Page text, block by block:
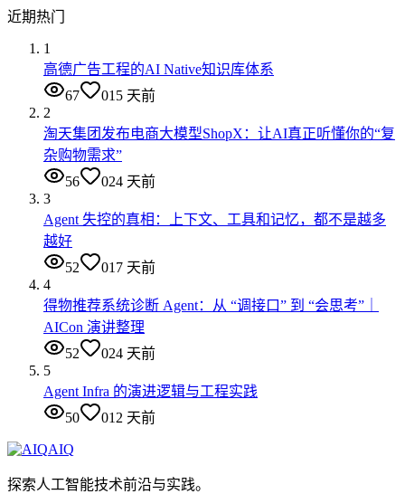
近期热门
1
高德广告工程的AI Native知识库体系
67
015 天前
2
淘天集团发布电商大模型ShopX：让AI真正听懂你的“复
杂购物需求”
56
024 天前
3
Agent 失控的真相：上下文、工具和记忆，都不是越多
越好
52
017 天前
4
得物推荐系统诊断 Agent：从 “调接口” 到 “会思考”｜
AICon 演讲整理
52
024 天前
5
Agent Infra 的演进逻辑与工程实践
50
012 天前
AIQ
探索人工智能技术前沿与实践。